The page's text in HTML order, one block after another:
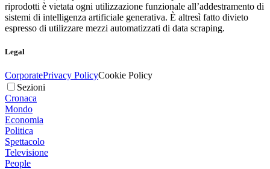
riprodotti è vietata ogni utilizzazione funzionale all’addestramento di
sistemi di intelligenza artificiale generativa. È altresì fatto divieto
espresso di utilizzare mezzi automatizzati di data scraping.
Legal
CorporatePrivacy PolicyCookie Policy
Sezioni
Cronaca
Mondo
Economia
Politica
Spettacolo
Televisione
People